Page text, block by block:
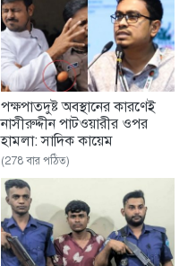
পক্ষপাতদুষ্ট অবস্থানের কারণেই
নাসীরুদ্দীন পাটওয়ারীর ওপর
হামলা: সাদিক কায়েম
(278 বার পঠিত)